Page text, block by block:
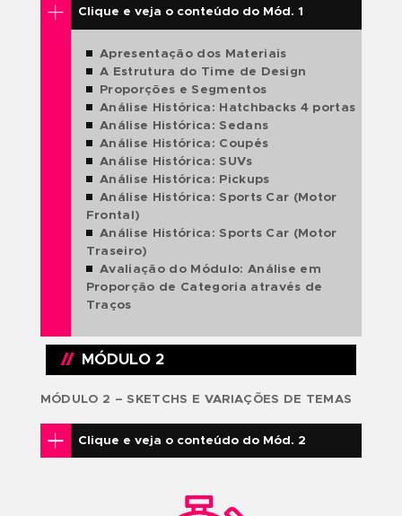
Pré-requisitos:Nenhum.
Idade Mínima: 14 anos.
O QUE VOCÊ IRÁ
APRENDER?
COMPONENTES CURRICULARES
MÓDULO 1 – CATEGORIAS DE AUTOMÓVEIS
Clique e veja o conteúdo do Mód. 1
Apresentação dos Materiais
Proporções e Segmentos
Análise Histórica: Hatchbacks 4
Análise Histórica: Coupés